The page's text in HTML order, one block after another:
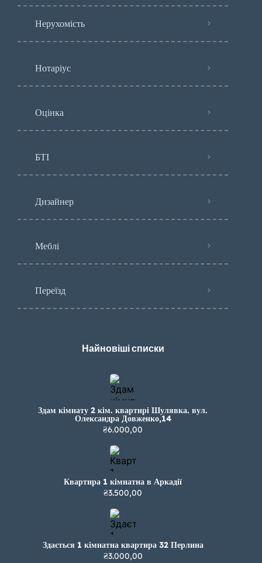
Нерухомість
Нотаріус
Оцінка
БТІ
Дизайнер
Меблі
Переїзд
Найновіші списки
Здам кімнату 2 кім. квартирі Шулявка. вул.
Олександра Довженко,14
₴6.000,00
Квартира 1 кімнатна в Аркадії
₴3.500,00
Здається 1 кімнатна квартира 32 Перлина
₴3.000,00